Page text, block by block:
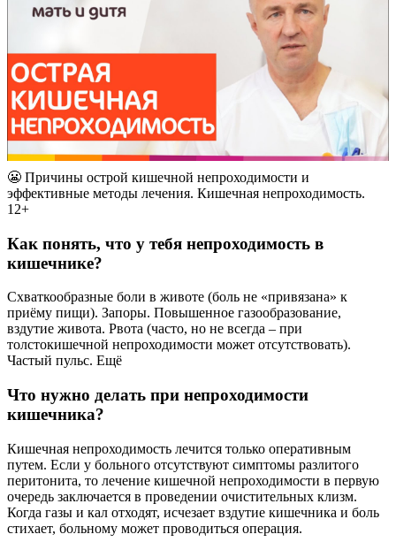
😬 Причины острой кишечной непроходимости и
эффективные методы лечения. Кишечная непроходимость.
12+
Как понять, что у тебя непроходимость в
кишечнике?
Схваткообразные боли в животе (боль не «привязана» к
приёму пищи). Запоры. Повышенное газообразование,
вздутие живота. Рвота (часто, но не всегда – при
толстокишечной непроходимости может отсутствовать).
Частый пульс. Ещё
Что нужно делать при непроходимости
кишечника?
Кишечная непроходимость лечится только оперативным
путем. Если у больного отсутствуют симптомы разлитого
перитонита, то лечение кишечной непроходимости в первую
очередь заключается в проведении очистительных клизм.
Когда газы и кал отходят, исчезает вздутие кишечника и боль
стихает, больному может проводиться операция.